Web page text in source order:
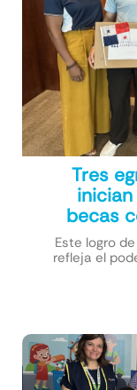
Tres
becas
Este logro
refleja el